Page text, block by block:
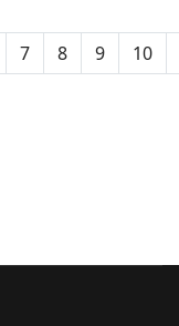
7 8 9 10